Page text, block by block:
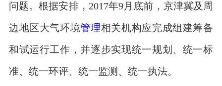
问题。根据安排，2017年9月底前，京津冀及周
边地区大气环境管理相关机构应完成组建筹备
和试运行工作，并逐步实现统一规划、统一标
准、统一环评、统一监测、统一执法。